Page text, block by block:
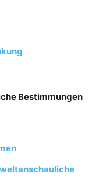
Bestimmungen